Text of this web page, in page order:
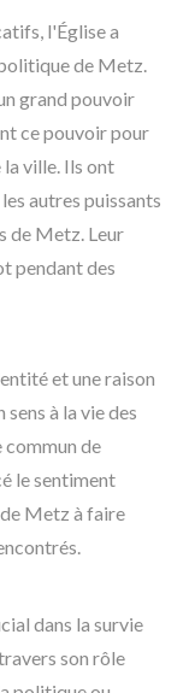
l'Église a
de Metz.
grand pouvoir
ce pouvoir pour
ville. Ils ont
autres puissants
de Metz. Leur
pendant des
et une raison
à la vie des
commun de
le sentiment
Metz à faire
dans la survie
son rôle